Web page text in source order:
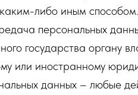
либо иным способом.
персональных
государства органу
или иностранному
данных – любые